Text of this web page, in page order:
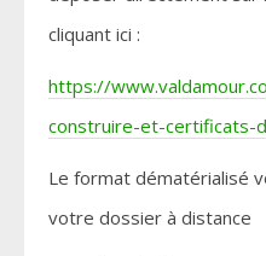
cliquant ici :
https://
construire-et-certificats-
Le format dématérialisé
votre dossier à distance